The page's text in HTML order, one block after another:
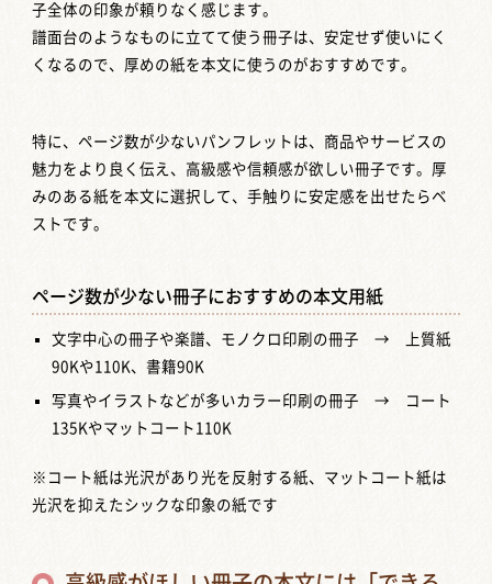
子全体の印象が頼りなく感じます。
譜面台のようなものに立てて使う冊子は、安定せず使いにく
くなるので、厚めの紙を本文に使うのがおすすめです。
特に、ページ数が少ないパンフレットは、商品やサービスの
魅力をより良く伝え、高級感や信頼感が欲しい冊子です。厚
みのある紙を本文に選択して、手触りに安定感を出せたらベ
ストです。
ページ数が少ない冊子におすすめの本文用紙
文字中心の冊子や楽譜、モノクロ印刷の冊子 → 上質紙
90Kや110K、書籍90K
写真やイラストなどが多いカラー印刷の冊子 → コート
135Kやマットコート110K
※コート紙は光沢があり光を反射する紙、マットコート紙は
光沢を抑えたシックな印象の紙です